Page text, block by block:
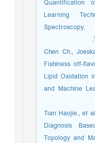
Quantification
Learning
9. Chen Ch.,
Fishiness off-
Lipid Oxidation
and Machine
10. Tian Haojie.,
Diagnosis
Topology and